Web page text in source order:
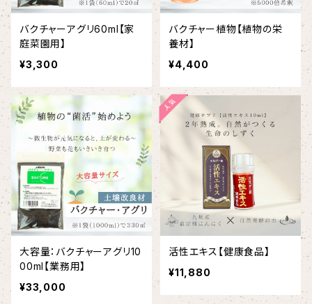
バクチャーアグリ60ml【家
庭菜園用】
¥3,300
バクチャー植物【植物の栄
養材】
¥4,400
大容量：バクチャーアグリ10
00ml【業務用】
¥33,000
活性エキス【健康食品】
¥11,880